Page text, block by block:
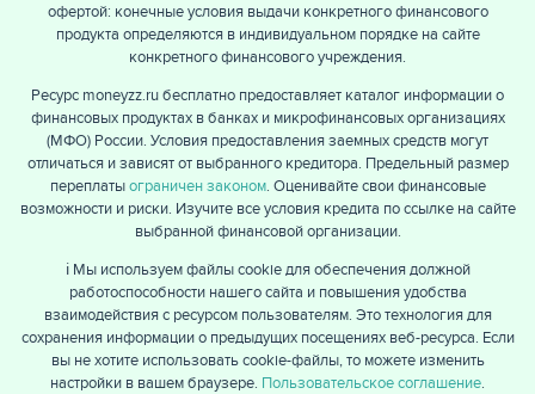
офертой: конечные условия выдачи конкретного финансового
продукта определяются в индивидуальном порядке на сайте
конкретного финансового учреждения.
Ресурс moneyzz.ru бесплатно предоставляет каталог информации о
финансовых продуктах в банках и микрофинансовых организациях
(МФО) России. Условия предоставления заемных средств могут
отличаться и зависят от выбранного кредитора. Предельный размер
переплатыограничен законом. Оценивайте свои финансовые
возможности и риски. Изучите все условия кредита по ссылке на сайте
выбранной финансовой организации.
ℹ️ Мы используем файлы cookie для обеспечения должной
работоспособности нашего сайта и повышения удобства
взаимодействия с ресурсом пользователям. Это технология для
сохранения информации о предыдущих посещениях веб-ресурса. Если
вы не хотите использовать cookie-файлы, то можете изменить
настройки в вашем браузере. Пользовательское соглашение.